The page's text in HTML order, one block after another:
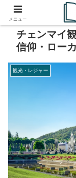
チェンマイ
信仰・ロー
観光・レジャー
メニュー